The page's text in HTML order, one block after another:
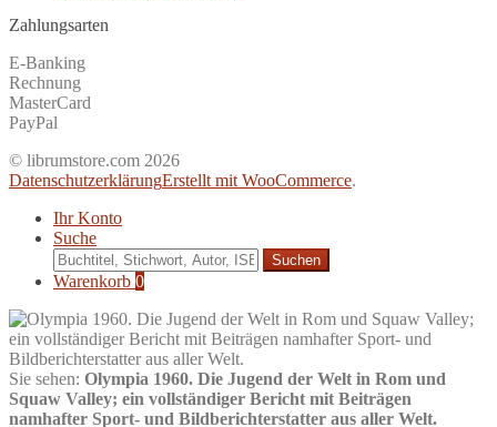
Zahlungsarten
E-Banking
Rechnung
MasterCard
PayPal
© librumstore.com 2026
DatenschutzerklärungErstellt mit WooCommerce.
Ihr Konto
Suche
Suche
nach:
Warenkorb 0
Sie sehen: Olympia 1960. Die Jugend der Welt in Rom und
Squaw Valley; ein vollständiger Bericht mit Beiträgen
namhafter Sport- und Bildberichterstatter aus aller Welt.